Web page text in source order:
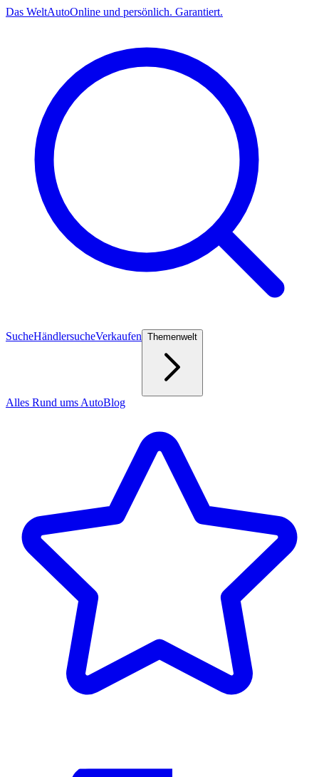
Das WeltAutoOnline und persönlich. Garantiert.
SucheHändlersucheVerkaufen Themenwelt
Alles Rund ums AutoBlog